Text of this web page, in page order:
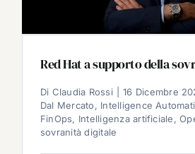
Red Hat a supporto della
Di Claudia Rossi 16 Dicembre
Dal Mercato, Intelligence
FinOps, Intelligenza artificiale,
sovranità digitale